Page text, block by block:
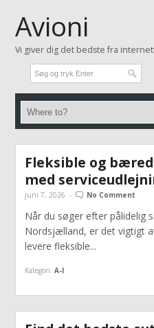
Avioni
Vi giver dig det bedste fra
Fleksible og
med
juni 7, 2026 - No Comment
Når du søger efter pålidelig
Nordsjælland, er det vigtigt
levere fleksible...
Kategori: A-I